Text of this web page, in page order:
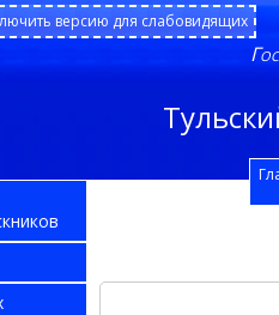
версию для слабовидящих